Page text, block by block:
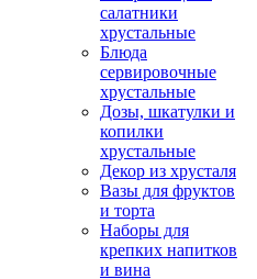
салатники
хрустальные
Блюда
сервировочные
хрустальные
Дозы, шкатулки и
копилки
хрустальные
Декор из хрусталя
Вазы для фруктов
и торта
Наборы для
крепких напитков
и вина